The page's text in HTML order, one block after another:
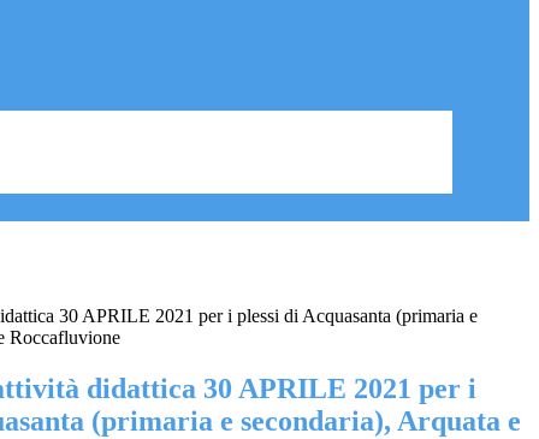
30 APRILE 2021 per i plessi di Acquasanta (primaria e
Roccafluvione
didattica 30 APRILE 2021 per i
(primaria e secondaria), Arquata e